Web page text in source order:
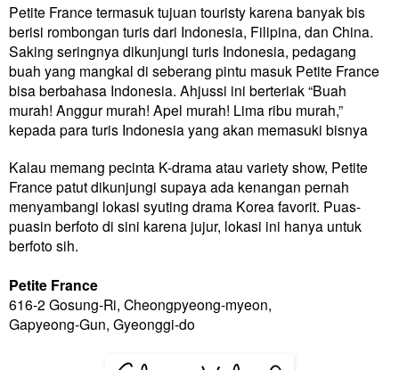
Petite France termasuk tujuan touristy karena banyak bis
berisi rombongan turis dari Indonesia, Filipina, dan China.
Saking seringnya dikunjungi turis Indonesia, pedagang
buah yang mangkal di seberang pintu masuk Petite France
bisa berbahasa Indonesia. Ahjussi ini berteriak “Buah
murah! Anggur murah! Apel murah! Lima ribu murah,”
kepada para turis Indonesia yang akan memasuki bisnya
Kalau memang pecinta K-drama atau variety show, Petite
France patut dikunjungi supaya ada kenangan pernah
menyambangi lokasi syuting drama Korea favorit. Puas-
puasin berfoto di sini karena jujur, lokasi ini hanya untuk
berfoto sih.
Petite France
616-2 Gosung-Ri, Cheongpyeong-myeon,
Gapyeong-Gun, Gyeonggi-do